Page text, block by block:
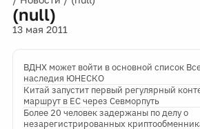
(null)
13 мая 2011
ВДНХ может войти в основной список
наследия ЮНЕСКО
Китай запустит первый регулярный
маршрут в ЕС через Севморпуть
Более 20 человек задержаны по делу о
незарегистрированных